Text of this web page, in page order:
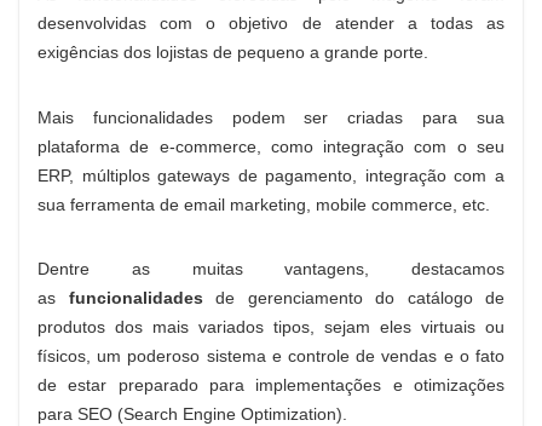
desenvolvidas com o objetivo de atender a todas as
exigências dos lojistas de pequeno a grande porte.
Mais funcionalidades podem ser criadas para sua
plataforma de e-commerce, como integração com o seu
ERP, múltiplos gateways de pagamento, integração com a
sua ferramenta de email marketing, mobile commerce, etc.
Dentre as muitas vantagens, destacamos
as funcionalidades de gerenciamento do catálogo de
produtos dos mais variados tipos, sejam eles virtuais ou
físicos, um poderoso sistema e controle de vendas e o fato
de estar preparado para implementações e otimizações
para SEO (Search Engine Optimization).